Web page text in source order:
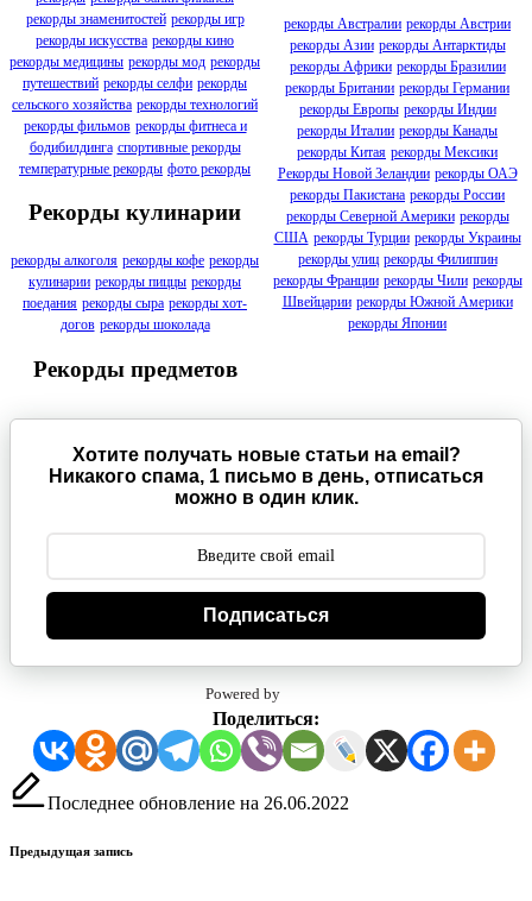
рекорды знаменитостей рекорды игр
рекорды искусства рекорды кино
рекорды медицины рекорды мод рекорды
путешествий рекорды селфи рекорды
сельского хозяйства рекорды технологий
рекорды фильмов рекорды фитнеса и
бодибилдинга спортивные рекорды
температурные рекорды фото рекорды
Рекорды кулинарии
рекорды алкоголя рекорды кофе рекорды
кулинарии рекорды пиццы рекорды
поедания рекорды сыра рекорды хот-
догов рекорды шоколада
Рекорды предметов
рекорды Австралии рекорды Австрии
рекорды Азии рекорды Антарктиды
рекорды Африки рекорды Бразилии
рекорды Британии рекорды Германии
рекорды Европы рекорды Индии
рекорды Италии рекорды Канады
рекорды Китая рекорды Мексики
Рекорды Новой Зеландии рекорды ОАЭ
рекорды Пакистана рекорды России
рекорды Северной Америки рекорды
США рекорды Турции рекорды Украины
рекорды улиц рекорды Филиппин
рекорды Франции рекорды Чили рекорды
Швейцарии рекорды Южной Америки
рекорды Японии
Хотите получать новые статьи на email?
Никакого спама, 1 письмо в день, отписаться
можно в один клик.
Подписаться
Powered by
Поделиться:
Последнее обновление на 26.06.2022
Навигация
Предыдущая запись